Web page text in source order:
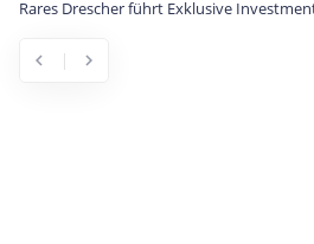
Rares Drescher führt Exklusive
chevron_left chevron_right